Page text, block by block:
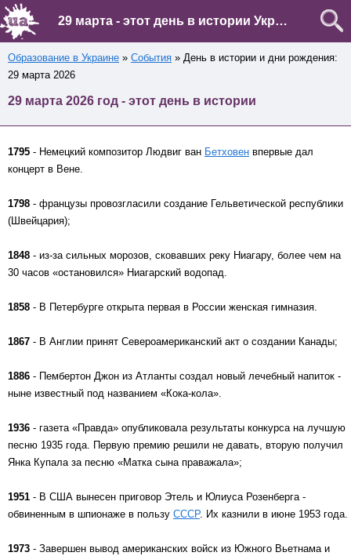
29 марта - этот день в истории Украины и мира
Образование в Украине » События » День в истории и дни рождения:
29 марта 2026
29 марта 2026 год - этот день в истории
1795 - Немецкий композитор Людвиг ван Бетховен впервые дал
концерт в Вене.
1798 - французы провозгласили создание Гельветической республики
(Швейцария);
1848 - из-за сильных морозов, сковавших реку Ниагару, более чем на
30 часов «остановился» Ниагарский водопад.
1858 - В Петербурге открыта первая в России женская гимназия.
1867 - В Англии принят Североамериканский акт о создании Канады;
1886 - Пембертон Джон из Атланты создал новый лечебный напиток -
ныне известный под названием «Кока-кола».
1936 - газета «Правда» опубликовала результаты конкурса на лучшую
песню 1935 года. Первую премию решили не давать, вторую получил
Янка Купала за песню «Матка сына праважала»;
1951 - В США вынесен приговор Этель и Юлиуса Розенберга -
обвиненным в шпионаже в пользу СССР. Их казнили в июне 1953 года.
1973 - Завершен вывод американских войск из Южного Вьетнама и